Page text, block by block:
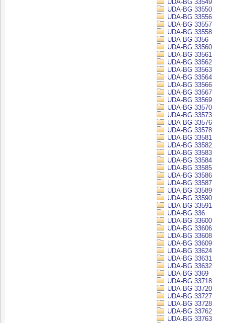
UDA-BG 33549
UDA-BG 33550
UDA-BG 33556
UDA-BG 33557
UDA-BG 33558
UDA-BG 3356
UDA-BG 33560
UDA-BG 33561
UDA-BG 33562
UDA-BG 33563
UDA-BG 33564
UDA-BG 33566
UDA-BG 33567
UDA-BG 33569
UDA-BG 33570
UDA-BG 33573
UDA-BG 33576
UDA-BG 33578
UDA-BG 33581
UDA-BG 33582
UDA-BG 33583
UDA-BG 33584
UDA-BG 33585
UDA-BG 33586
UDA-BG 33587
UDA-BG 33589
UDA-BG 33590
UDA-BG 33591
UDA-BG 336
UDA-BG 33600
UDA-BG 33606
UDA-BG 33608
UDA-BG 33609
UDA-BG 33624
UDA-BG 33631
UDA-BG 33632
UDA-BG 3369
UDA-BG 33718
UDA-BG 33720
UDA-BG 33727
UDA-BG 33728
UDA-BG 33762
UDA-BG 33763